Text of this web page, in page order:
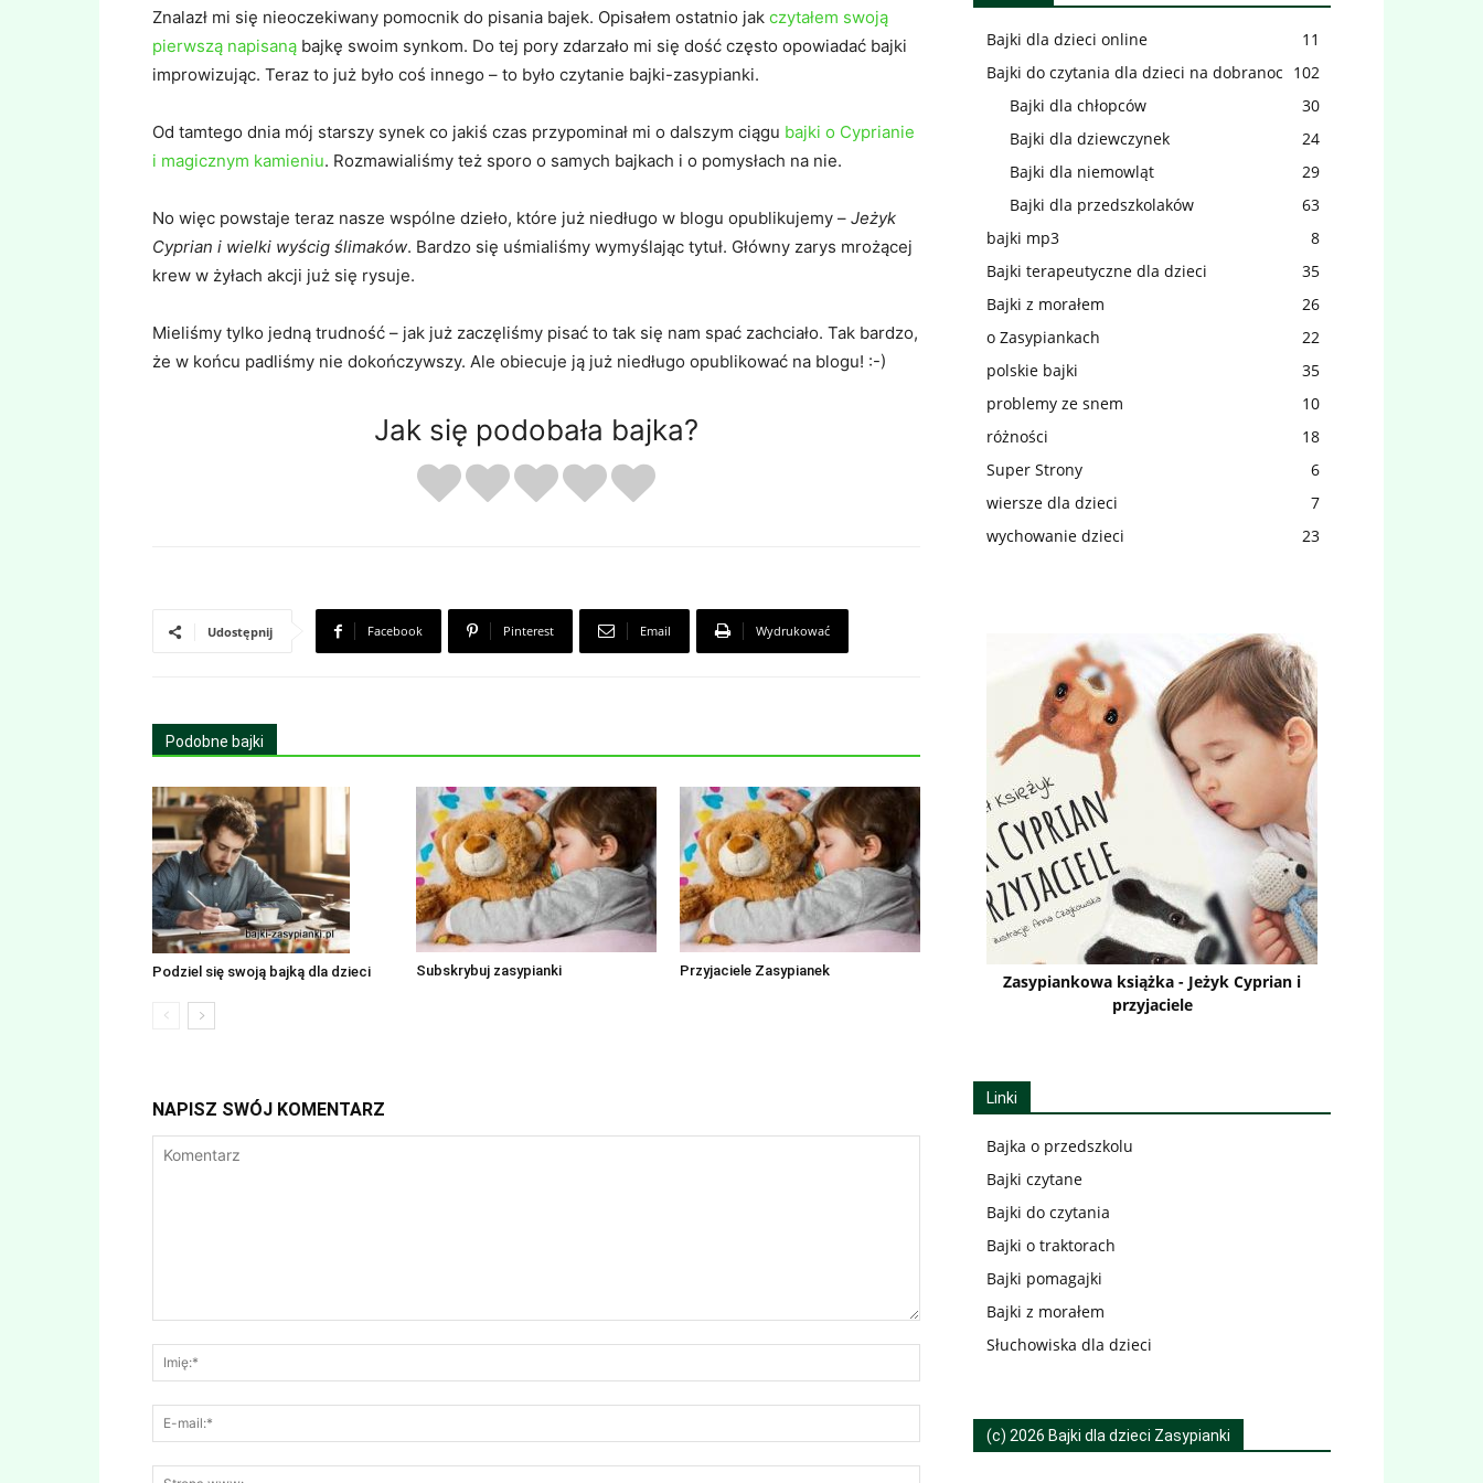
Znalazł mi się nieoczekiwany pomocnik do pisania bajek. Opisałem ostatnio jak czytałem swoją
pierwszą napisaną bajkę swoim synkom. Do tej pory zdarzało mi się dość często opowiadać bajki
improwizując. Teraz to już było coś innego – to było czytanie bajki-zasypianki.
Od tamtego dnia mój starszy synek co jakiś czas przypominał mi o dalszym ciągu bajki o Cyprianie
i magicznym kamieniu. Rozmawialiśmy też sporo o samych bajkach i o pomysłach na nie.
No więc powstaje teraz nasze wspólne dzieło, które już niedługo w blogu opublikujemy – Jeżyk
Cyprian i wielki wyścig ślimaków. Bardzo się uśmialiśmy wymyślając tytuł. Główny zarys mrożącej
krew w żyłach akcji już się rysuje.
Mieliśmy tylko jedną trudność – jak już zaczęliśmy pisać to tak się nam spać zachciało. Tak bardzo,
że w końcu padliśmy nie dokończywszy. Ale obiecuje ją już niedługo opublikować na blogu! :-)
Jak się podobała bajka?
Udostępnij Facebook Pinterest Email Wydrukować
Podobne bajki
Podziel się swoją bajką dla dzieci Subskrybuj zasypianki Przyjaciele Zasypianek
NAPISZ SWÓJ KOMENTARZ
Bajki dla dzieci online
11
Bajki do czytania dla dzieci na dobranoc 102
Bajki dla chłopców
30
Bajki dla dziewczynek
24
Bajki dla niemowląt
29
Bajki dla przedszkolaków
63
bajki mp3
8
Bajki terapeutyczne dla dzieci
35
Bajki z morałem
26
o Zasypiankach
22
polskie bajki
35
problemy ze snem
10
różności
18
Super Strony
6
wiersze dla dzieci
7
wychowanie dzieci
23
Zasypiankowa książka - Jeżyk Cyprian i
przyjaciele
Linki
Bajka o przedszkolu
Bajki czytane
Bajki do czytania
Bajki o traktorach
Bajki pomagajki
Bajki z morałem
Słuchowiska dla dzieci
(c) 2026 Bajki dla dzieci Zasypianki